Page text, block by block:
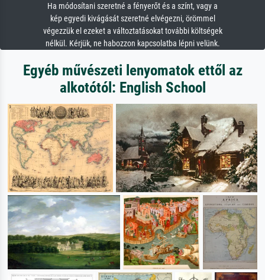
Ha módosítani szeretné a fényerőt és a színt, vagy a
kép egyedi kivágását szeretné elvégezni, örömmel
végezzük el ezeket a változtatásokat további költségek
nélkül. Kérjük, ne habozzon kapcsolatba lépni velünk.
Egyéb művészeti lenyomatok ettől az
alkotótól: English School